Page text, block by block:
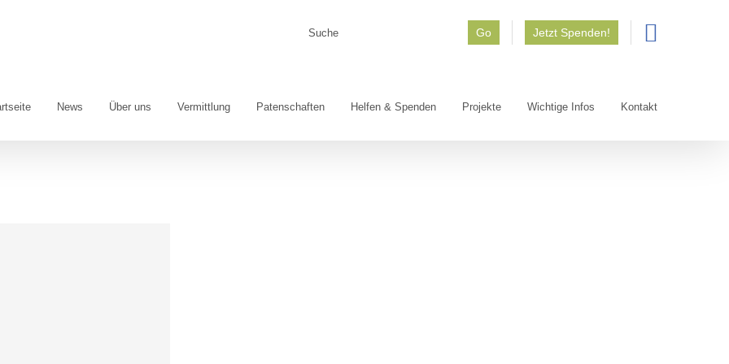
Go Jetzt Spenden!
News Über uns Vermittlung Patenschaften Helfen & Spenden Projekte Wichtige Infos Kontakt